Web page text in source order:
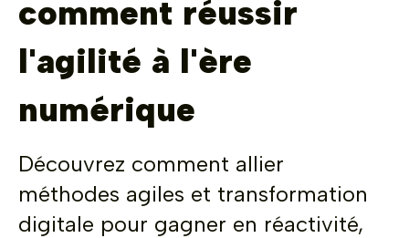
comment réussir
l'agilité à l'ère
numérique
Découvrez comment allier
méthodes agiles et transformation
digitale pour gagner en réactivité,